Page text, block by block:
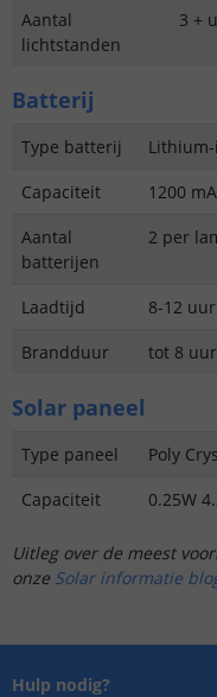
Aantal
lichtstanden
3 +
Batterij
Type batterij
Capaciteit
1200 mA
Aantal
batterijen
2 per
Laadtijd
8-12
Brandduur
tot 8
Solar paneel
Type paneel
Poly
Capaciteit
0.25W
Uitleg over de meest
onze Solar informatie
Hulp nodig?